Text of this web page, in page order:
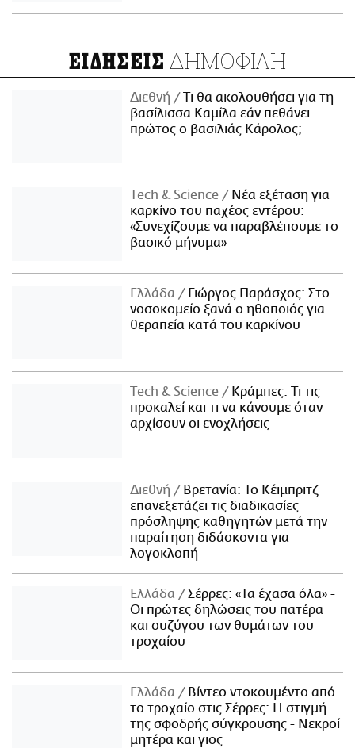
ΕΙΔΗΣΕΙΣ ΔΗΜΟΦΙΛΗ
Διεθνή
Τι θα ακολουθήσει για τη
βασίλισσα Καμίλα εάν πεθάνει
πρώτος ο βασιλιάς Κάρολος;
Τech & Science
Νέα εξέταση για
καρκίνο του παχέος εντέρου:
«Συνεχίζουμε να παραβλέπουμε το
βασικό μήνυμα»
Ελλάδα
Γιώργος Παράσχος: Στο
νοσοκομείο ξανά ο ηθοποιός για
θεραπεία κατά του καρκίνου
Τech & Science
Κράμπες: Τι τις
προκαλεί και τι να κάνουμε όταν
αρχίσουν οι ενοχλήσεις
Διεθνή
Βρετανία: Το Κέιμπριτζ
επανεξετάζει τις διαδικασίες
πρόσληψης καθηγητών μετά την
παραίτηση διδάσκοντα για
λογοκλοπή
Ελλάδα
Σέρρες: «Τα έχασα όλα» -
Οι πρώτες δηλώσεις του πατέρα
και συζύγου των θυμάτων του
τροχαίου
Ελλάδα
Βίντεο ντοκουμέντο από
το τροχαίο στις Σέρρες: Η στιγμή
της σφοδρής σύγκρουσης - Νεκροί
μητέρα και γιος